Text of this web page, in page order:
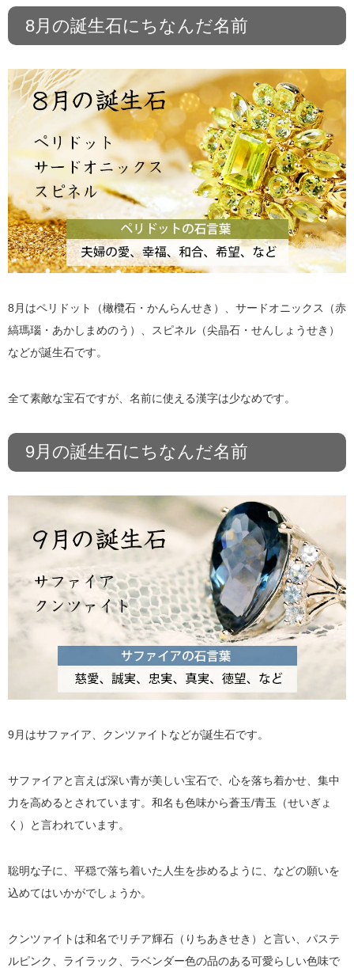
8月の誕生石にちなんだ名前
8月はペリドット（橄欖石・かんらんせき）、サードオニックス（赤
縞瑪瑙・あかしまめのう）、スピネル（尖晶石・せんしょうせき）
などが誕生石です。
全て素敵な宝石ですが、名前に使える漢字は少なめです。
9月の誕生石にちなんだ名前
9月はサファイア、クンツァイトなどが誕生石です。
サファイアと言えば深い青が美しい宝石で、心を落ち着かせ、集中
力を高めるとされています。和名も色味から蒼玉/青玉（せいぎょ
く）と言われています。
聡明な子に、平穏で落ち着いた人生を歩めるように、などの願いを
込めてはいかがでしょうか。
クンツァイトは和名でリチア輝石（りちあきせき）と言い、パステ
ルピンク、ライラック、ラベンダー色の品のある可愛らしい色味で